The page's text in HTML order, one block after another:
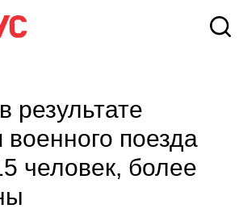
результате
поезда
человек, более